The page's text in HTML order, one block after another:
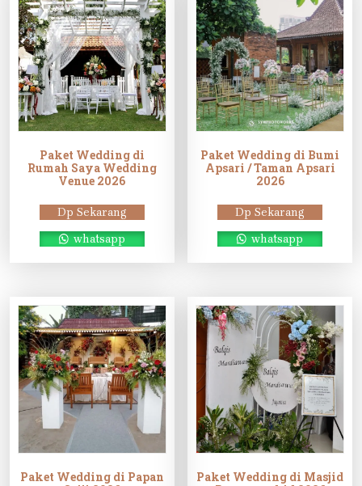
Paket Wedding di
Rumah Saya Wedding
Venue 2026
Dp Sekarang
whatsapp
Paket Wedding di Bumi
Apsari / Taman Apsari
2026
Dp Sekarang
whatsapp
Paket Wedding di Papan
Paket Wedding di Masjid